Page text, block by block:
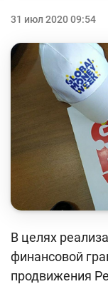
Олимпиады
Кейс-
Тренинги и
Новости
Проекты в
Учебные
31 июл 2020 09:54
В целях
финансовой
продвижения